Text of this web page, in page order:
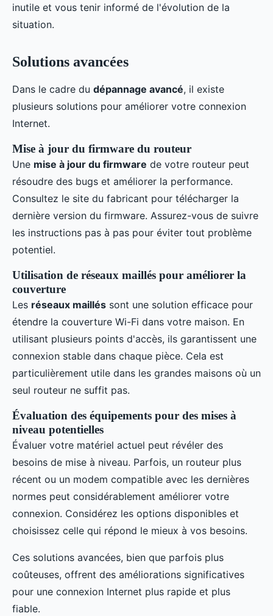
inutile et vous tenir informé de l'évolution de la
situation.
Solutions avancées
Dans le cadre du dépannage avancé, il existe
plusieurs solutions pour améliorer votre connexion
Internet.
Mise à jour du firmware du routeur
Une mise à jour du firmware de votre routeur peut
résoudre des bugs et améliorer la performance.
Consultez le site du fabricant pour télécharger la
dernière version du firmware. Assurez-vous de suivre
les instructions pas à pas pour éviter tout problème
potentiel.
Utilisation de réseaux maillés pour améliorer la
couverture
Les réseaux maillés sont une solution efficace pour
étendre la couverture Wi-Fi dans votre maison. En
utilisant plusieurs points d'accès, ils garantissent une
connexion stable dans chaque pièce. Cela est
particulièrement utile dans les grandes maisons où un
seul routeur ne suffit pas.
Évaluation des équipements pour des mises à
niveau potentielles
Évaluer votre matériel actuel peut révéler des
besoins de mise à niveau. Parfois, un routeur plus
récent ou un modem compatible avec les dernières
normes peut considérablement améliorer votre
connexion. Considérez les options disponibles et
choisissez celle qui répond le mieux à vos besoins.
Ces solutions avancées, bien que parfois plus
coûteuses, offrent des améliorations significatives
pour une connexion Internet plus rapide et plus
fiable.